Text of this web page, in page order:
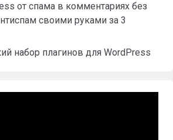
от спама в комментариях без
своими руками за 3
набор плагинов для WordPress